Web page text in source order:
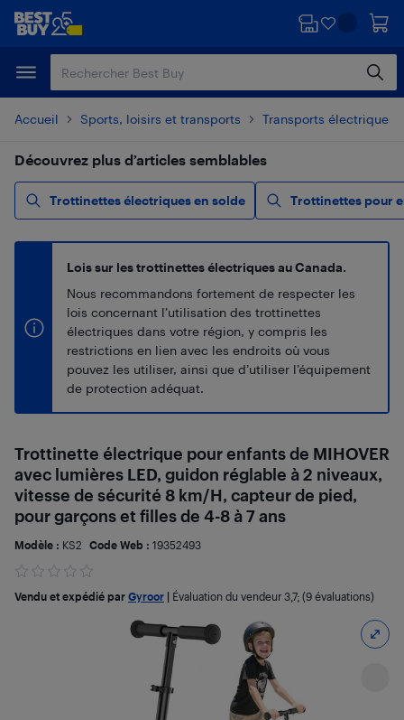
Passer
principal
Passer
Accueil Sports, loisirs et transports Transports électriques
Découvrez plus d’articles semblables
Trottinettes électriques en solde Trottinettes pour
Lois sur les trottinettes électriques au Canada.
Nous recommandons fortement de respecter les
lois concernant l’utilisation des trottinettes
électriques dans votre région, y compris les
restrictions en lien avec les endroits où vous
pouvez les utiliser, ainsi que d’utiliser l’équipement
de protection adéquat.
Trottinette électrique pour enfants de MIHOVER
avec lumières LED, guidon réglable à 2 niveaux,
vitesse de sécurité 8 km/H, capteur de pied,
pour garçons et filles de 4-8 à 7 ans
Modèle : KS2 Code Web : 19352493
Vendu et expédié par Gyroor Évaluation du vendeur 3,7; (9 évaluations)